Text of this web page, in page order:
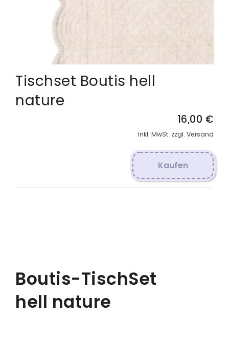
Tischset Boutis hell
nature
16,00 €
Inkl. MwSt. zzgl. Versand
Kaufen
Boutis-TischSet
hell nature